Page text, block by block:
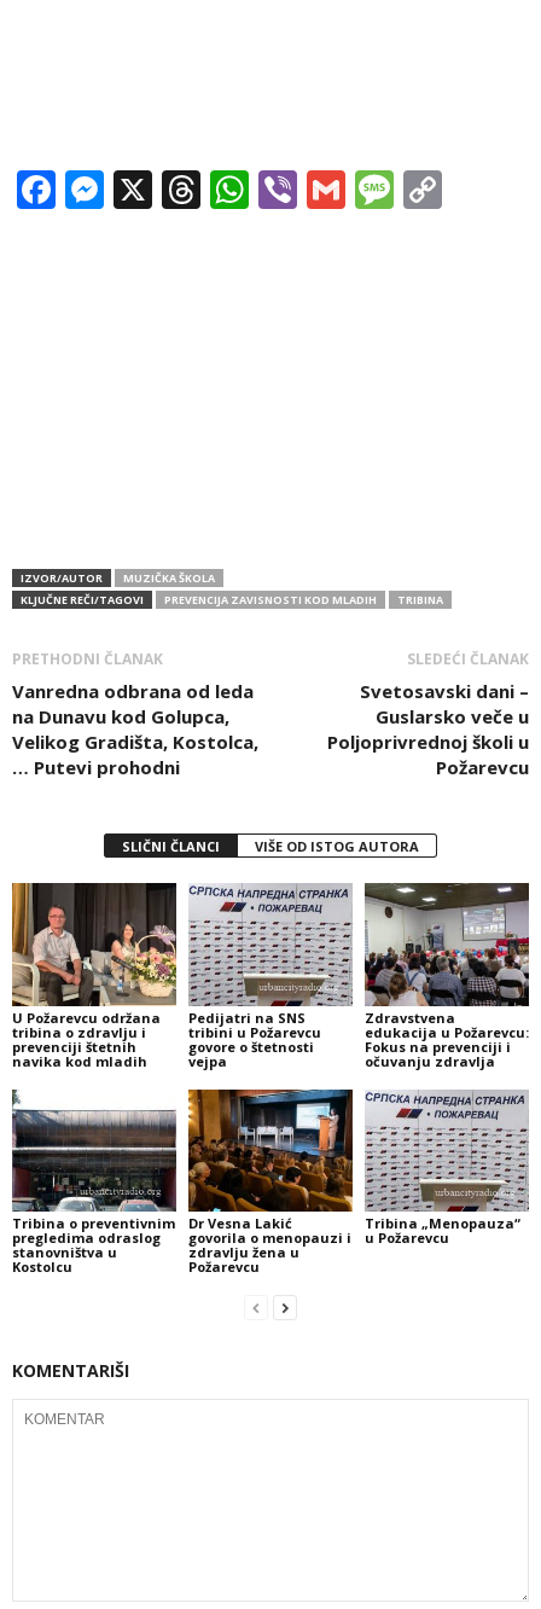
Facebook
Messenger
X Threads
WhatsApp
ViberGmail
IZVOR/AUTOR
MUZIČKA ŠKOLA
KLJUČNE REČI/TAGOVI
PREVENCIJA ZAVISNOSTI KOD MLADIH TRIBINA
PRETHODNI ČLANAK
Vanredna odbrana od leda
na Dunavu kod Golupca,
Velikog Gradišta, Kostolca,
… Putevi prohodni
SLEDEĆI ČLANAK
Svetosavski dani –
Guslarsko veče u
Poljoprivrednoj školi u
Požarevcu
SLIČNI ČLANCI VIŠE OD ISTOG AUTORA
U Požarevcu održana
tribina o zdravlju i
prevenciji štetnih
navika kod mladih
Pedijatri na SNS
tribini u Požarevcu
govore o štetnosti
vejpa
Zdravstvena
edukacija u Požarevcu:
Fokus na prevenciji i
očuvanju zdravlja
Tribina o preventivnim
pregledima odraslog
stanovništva u
Kostolcu
Dr Vesna Lakić
govorila o menopauzi i
zdravlju žena u
Požarevcu
Tribina „Menopauza“
u Požarevcu
KOMENTARIŠI